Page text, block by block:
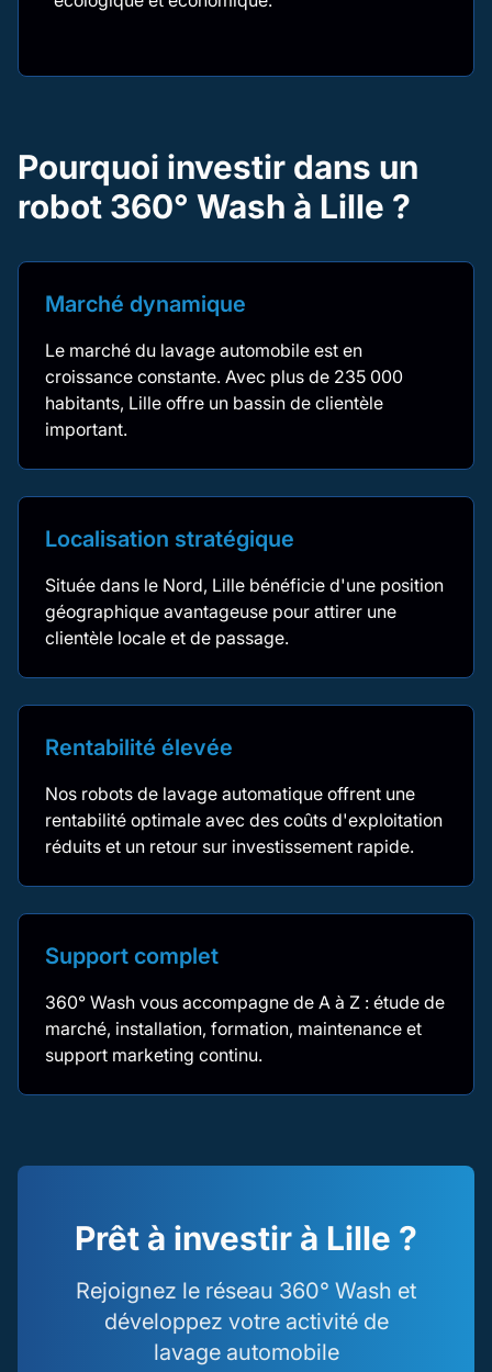
Pourquoi investir dans un
robot 360° Wash à Lille ?
Marché dynamique
Le marché du lavage automobile est en
croissance constante. Avec plus de 235 000
habitants, Lille offre un bassin de clientèle
important.
Localisation stratégique
Située dans le Nord, Lille bénéficie d'une position
géographique avantageuse pour attirer une
clientèle locale et de passage.
Rentabilité élevée
Nos robots de lavage automatique offrent une
rentabilité optimale avec des coûts d'exploitation
réduits et un retour sur investissement rapide.
Support complet
360° Wash vous accompagne de A à Z : étude de
marché, installation, formation, maintenance et
support marketing continu.
Prêt à investir à Lille ?
Rejoignez le réseau 360° Wash et
développez votre activité de
lavage automobile